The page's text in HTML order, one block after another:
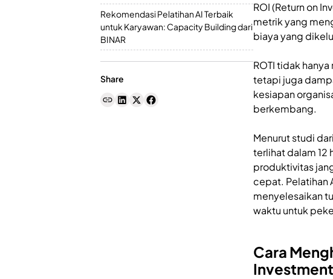
Rekomendasi Pelatihan AI Terbaik
untuk Karyawan: Capacity Building dari
BINAR
Share
ROI (Return on
metrik yang
biaya yang
ROTI tidak
tetapi juga
kesiapan
berkembang.
Menurut studi dari
terlihat dalam 12
produktivitas
cepat. Pelatihan
menyelesaikan
waktu untuk
Cara
Investment